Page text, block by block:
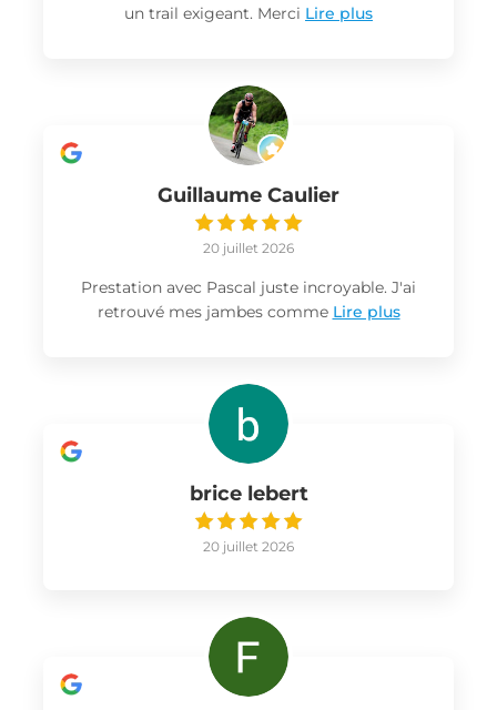
un trail exigeant. Merci Lire plus
Guillaume Caulier
20 juillet 2026
Prestation avec Pascal juste incroyable. J'ai
retrouvé mes jambes comme Lire plus
brice lebert
20 juillet 2026